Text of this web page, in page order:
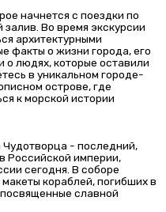
начнется с поездки по
Во время экскурсии
архитектурными
факты о жизни города, его
о людях, которые оставили
в уникальном городе-
острове, где
к морской истории
Чудотворца - последний,
Российской империи,
сегодня. В соборе
кораблей, погибших в
славной